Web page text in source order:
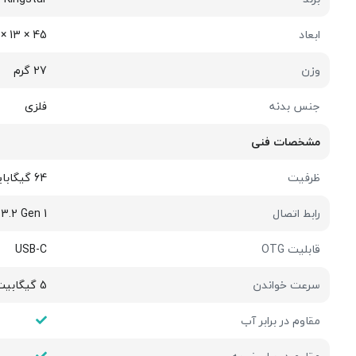
ابعاد
45 × 13 × 8 میلی‌متر
وزن
27 گرم
جنس بدنه
فلزی
مشخصات فنی
ظرفیت
64 گیگابایت
رابط اتصال
Gen 1
قابلیت OTG
USB-C
سرعت خواندن
5 گیگابیت بر ثانیه
مقاوم در برابر آب